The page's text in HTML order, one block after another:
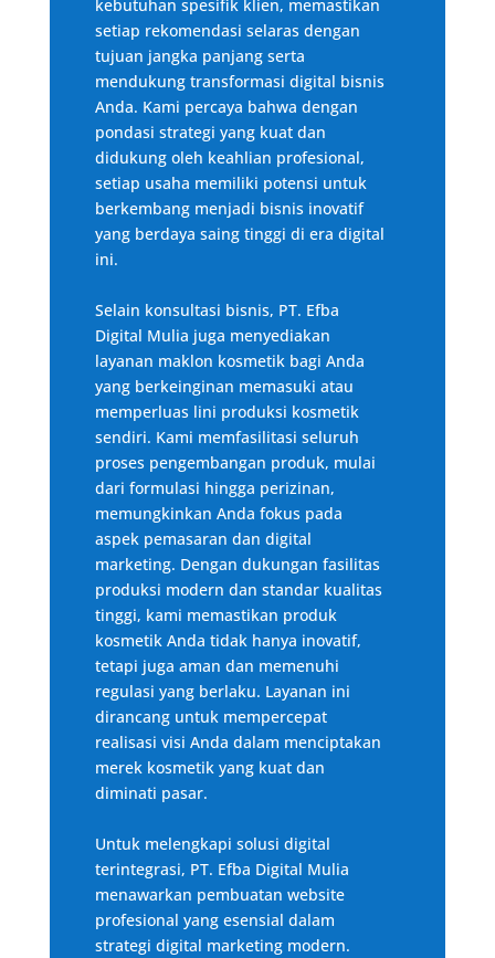
kebutuhan spesifik klien, memastikan
setiap rekomendasi selaras dengan
tujuan jangka panjang serta
mendukung transformasi digital bisnis
Anda. Kami percaya bahwa dengan
pondasi strategi yang kuat dan
didukung oleh keahlian profesional,
setiap usaha memiliki potensi untuk
berkembang menjadi bisnis inovatif
yang berdaya saing tinggi di era digital
ini.
Selain konsultasi bisnis, PT. Efba
Digital Mulia juga menyediakan
layanan maklon kosmetik bagi Anda
yang berkeinginan memasuki atau
memperluas lini produksi kosmetik
sendiri. Kami memfasilitasi seluruh
proses pengembangan produk, mulai
dari formulasi hingga perizinan,
memungkinkan Anda fokus pada
aspek pemasaran dan digital
marketing. Dengan dukungan fasilitas
produksi modern dan standar kualitas
tinggi, kami memastikan produk
kosmetik Anda tidak hanya inovatif,
tetapi juga aman dan memenuhi
regulasi yang berlaku. Layanan ini
dirancang untuk mempercepat
realisasi visi Anda dalam menciptakan
merek kosmetik yang kuat dan
diminati pasar.
Untuk melengkapi solusi digital
terintegrasi, PT. Efba Digital Mulia
menawarkan pembuatan website
profesional yang esensial dalam
strategi digital marketing modern.